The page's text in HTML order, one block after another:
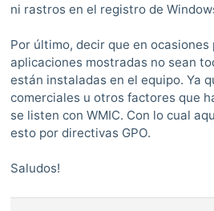
ni rastros en el registro de
Por último, decir que en
aplicaciones mostradas no sean
están instaladas en el equipo. Ya
comerciales u otros factores que
se listen con WMIC. Con lo cual
esto por directivas GPO.
Saludos!